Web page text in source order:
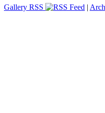
Gallery RSS |